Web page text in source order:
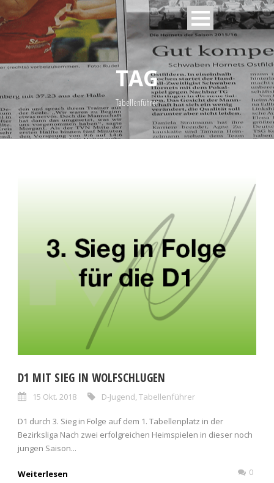
TAG
Tabellenführer
D1 MIT SIEG IN WOLFSCHLUGEN
15 Okt. 2018 D-Jugend Tabellenführer
D1 durch 3. Sieg in Folge auf dem 1. Tabellenplatz in der
Bezirksliga Nach zwei erfolgreichen Heimspielen in dieser noch
jungen Saison...
Weiterlesen 0